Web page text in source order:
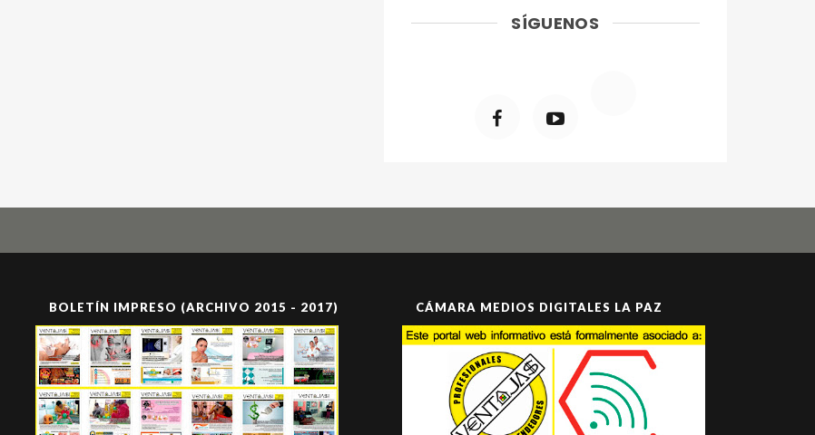
SÍGUENOS
BOLETÍN IMPRESO (ARCHIVO 2015 - 2017) CÁMARA MEDIOS DIGITALES LA PAZ